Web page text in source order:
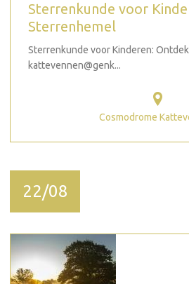
Sterrenkunde voor
Sterrenhemel
Sterrenkunde voor Kinderen:
kattevennen@genk...
Cosmodrome
22/08